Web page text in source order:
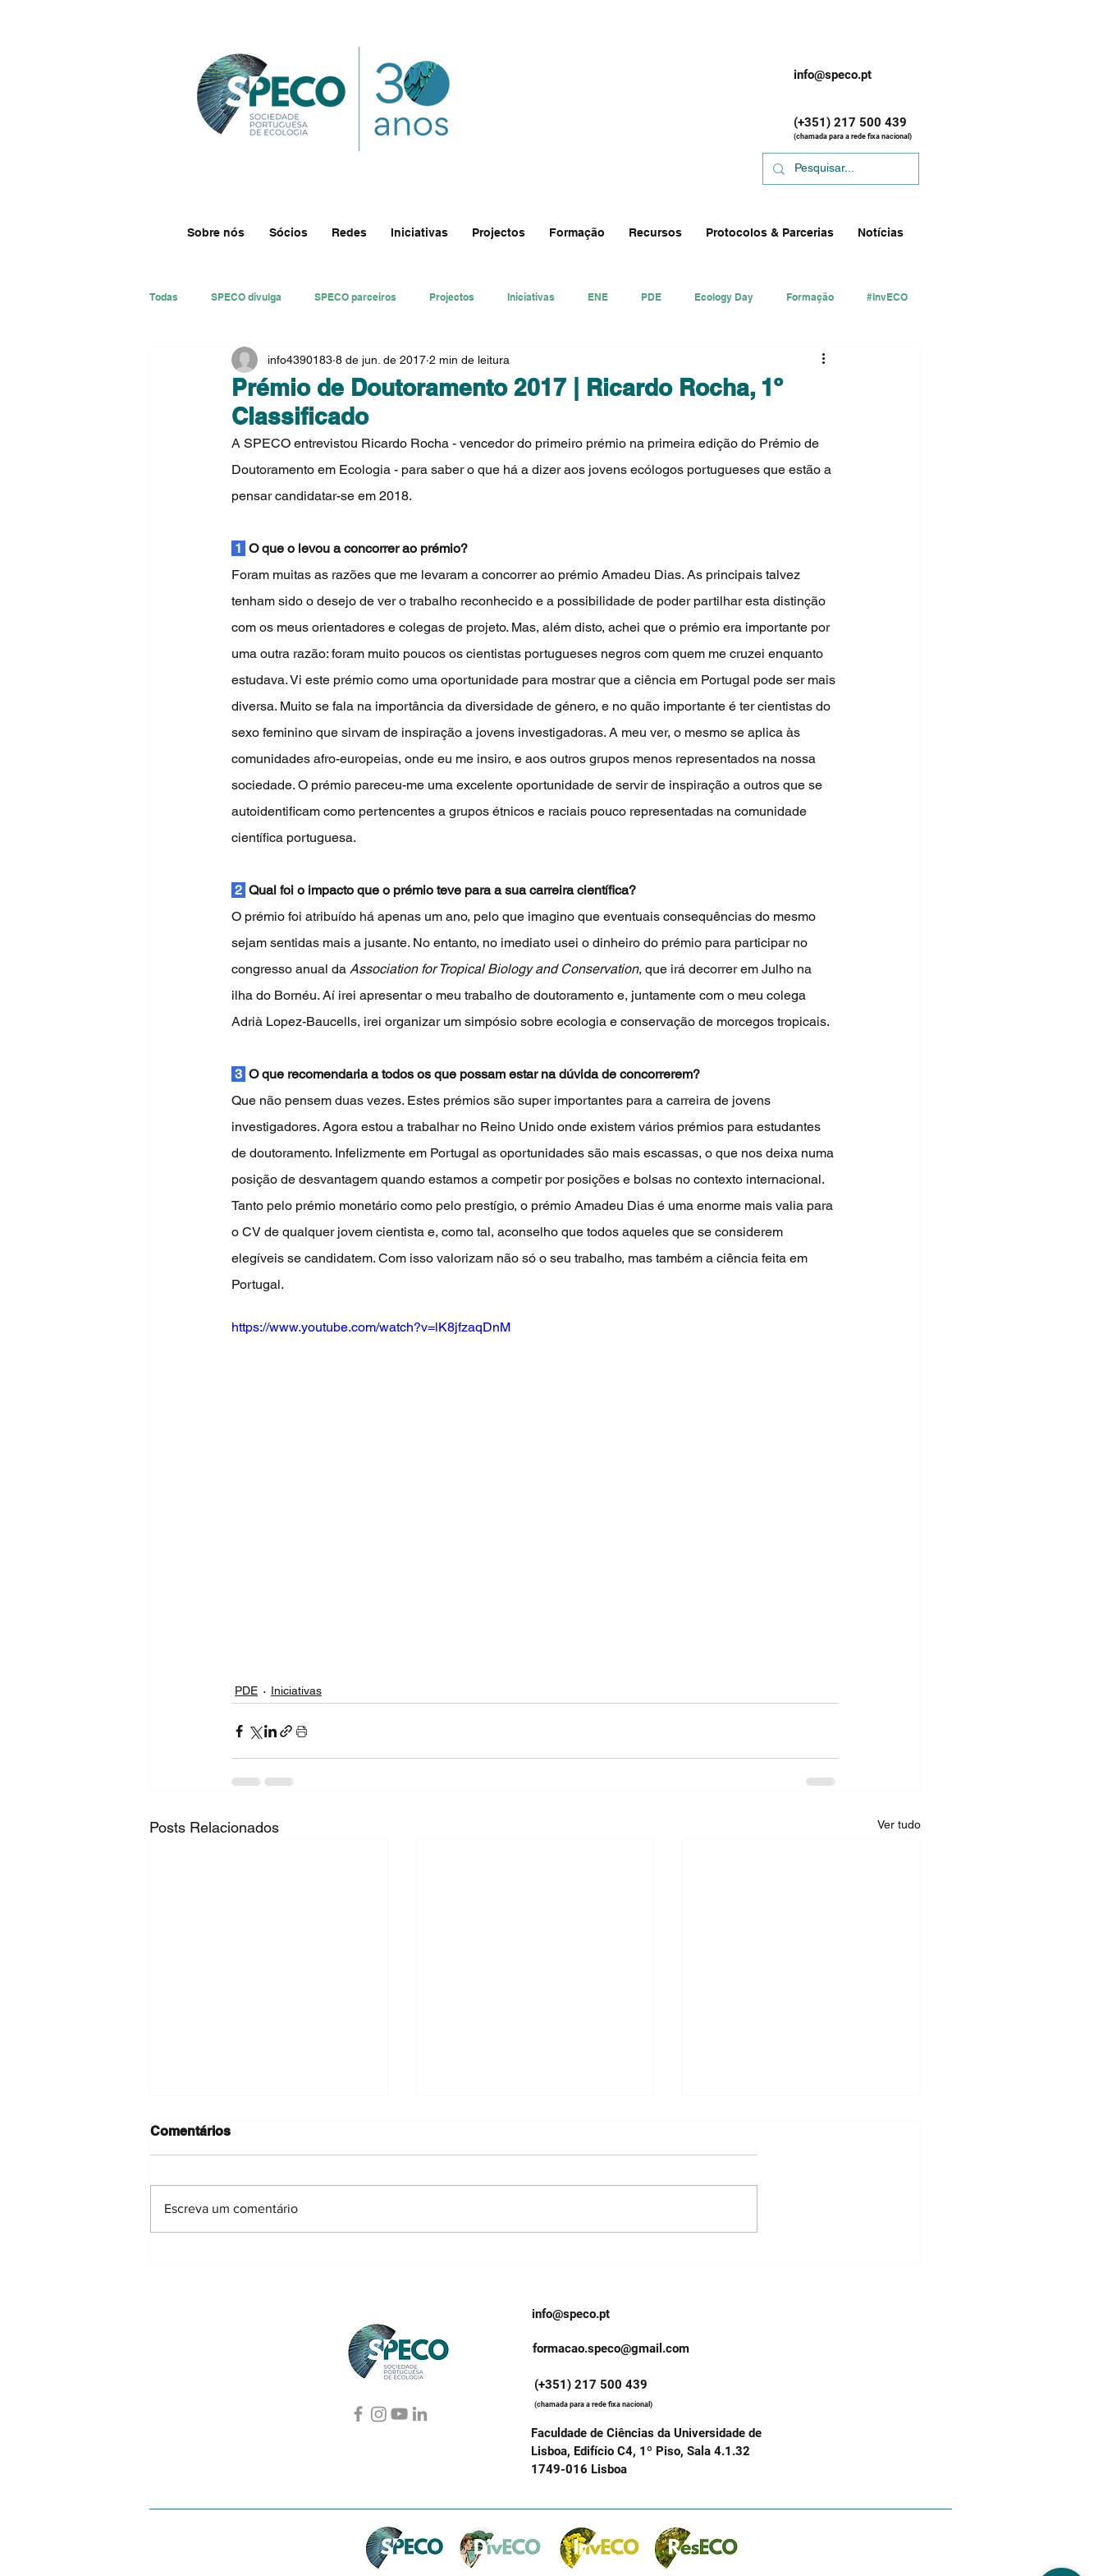
info@speco.pt
(+351) 217 500 439
(chamada para a rede fixa nacional)
Sobre nós Sócios Redes Iniciativas Projectos Formação Recursos Protocolos & Parcerias Notícias
Todas SPECO divulga SPECO parceiros Projectos Iniciativas ENE PDE Ecology Day Formação #InvECO
#DivECO Imprensa Ecologi@
Prémio de Doutoramento 2017 | Ricardo Rocha, 1º
Classificado
info4390183 8 de jun. de 2017 2 min de leitura
A SPECO entrevistou Ricardo Rocha - vencedor do primeiro prémio na primeira edição do Prémio de
Doutoramento em Ecologia - para saber o que há a dizer aos jovens ecólogos portugueses que estão a
pensar candidatar-se em 2018.
1 O que o levou a concorrer ao prémio?
Foram muitas as razões que me levaram a concorrer ao prémio Amadeu Dias. As principais talvez
tenham sido o desejo de ver o trabalho reconhecido e a possibilidade de poder partilhar esta distinção
com os meus orientadores e colegas de projeto. Mas, além disto, achei que o prémio era importante por
uma outra razão: foram muito poucos os cientistas portugueses negros com quem me cruzei enquanto
estudava. Vi este prémio como uma oportunidade para mostrar que a ciência em Portugal pode ser mais
diversa. Muito se fala na importância da diversidade de género, e no quão importante é ter cientistas do
sexo feminino que sirvam de inspiração a jovens investigadoras. A meu ver, o mesmo se aplica às
comunidades afro-europeias, onde eu me insiro, e aos outros grupos menos representados na nossa
sociedade. O prémio pareceu-me uma excelente oportunidade de servir de inspiração a outros que se
autoidentificam como pertencentes a grupos étnicos e raciais pouco representadas na comunidade
científica portuguesa.
2 Qual foi o impacto que o prémio teve para a sua carreira científica?
O prémio foi atribuído há apenas um ano, pelo que imagino que eventuais consequências do mesmo
sejam sentidas mais a jusante. No entanto, no imediato usei o dinheiro do prémio para participar no
congresso anual da Association for Tropical Biology and Conservation, que irá decorrer em Julho na
ilha do Bornéu. Aí irei apresentar o meu trabalho de doutoramento e, juntamente com o meu colega
Adrià Lopez-Baucells, irei organizar um simpósio sobre ecologia e conservação de morcegos tropicais.
3 O que recomendaria a todos os que possam estar na dúvida de concorrerem?
Que não pensem duas vezes. Estes prémios são super importantes para a carreira de jovens
investigadores. Agora estou a trabalhar no Reino Unido onde existem vários prémios para estudantes
de doutoramento. Infelizmente em Portugal as oportunidades são mais escassas, o que nos deixa numa
posição de desvantagem quando estamos a competir por posições e bolsas no contexto internacional.
Tanto pelo prémio monetário como pelo prestígio, o prémio Amadeu Dias é uma enorme mais valia para
o CV de qualquer jovem cientista e, como tal, aconselho que todos aqueles que se considerem
elegíveis se candidatem. Com isso valorizam não só o seu trabalho, mas também a ciência feita em
Portugal.
https://www.youtube.com/watch?v=lK8jfzaqDnM
PDE Iniciativas
Posts Relacionados Ver tudo
Nogueira, 2ª Classificada
Comentários
Escreva um comentário
info@speco.pt
formacao.speco@gmail.com
(+351) 217 500 439
(chamada para a rede fixa nacional)
Faculdade de Ciências da Universidade de
Lisboa, Edifício C4, 1º Piso, Sala 4.1.32
1749-016 Lisboa